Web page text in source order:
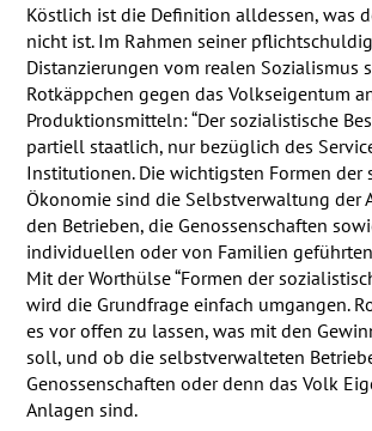
Köstlich ist die Definition alldessen, was
nicht ist. Im Rahmen seiner
Distanzierungen vom realen Sozialismus
Rotkäppchen gegen das Volkseigentum
Produktionsmitteln: “Der sozialistische
partiell staatlich, nur bezüglich des
Institutionen. Die wichtigsten Formen der
Ökonomie sind die Selbstverwaltung der
den Betrieben, die Genossenschaften
individuellen oder von Familien geführten
Mit der Worthülse “Formen der
wird die Grundfrage einfach umgangen.
es vor offen zu lassen, was mit den
soll, und ob die selbstverwalteten
Genossenschaften oder denn das Volk
Anlagen sind.